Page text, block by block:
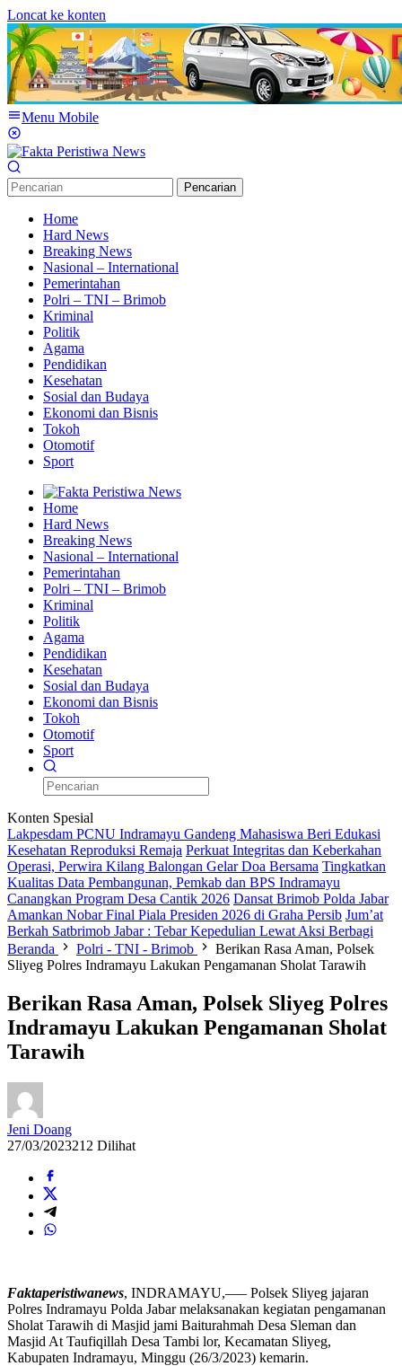
Loncat ke konten
Menu Mobile
Pencarian
Home
Hard News
Breaking News
Nasional – International
Pemerintahan
Polri – TNI – Brimob
Kriminal
Politik
Agama
Pendidikan
Kesehatan
Sosial dan Budaya
Ekonomi dan Bisnis
Tokoh
Otomotif
Sport
Home
Hard News
Breaking News
Nasional – International
Pemerintahan
Polri – TNI – Brimob
Kriminal
Politik
Agama
Pendidikan
Kesehatan
Sosial dan Budaya
Ekonomi dan Bisnis
Tokoh
Otomotif
Sport
Konten Spesial
Lakpesdam PCNU Indramayu Gandeng Mahasiswa Beri Edukasi
Kesehatan Reproduksi Remaja Perkuat Integritas dan Keberkahan
Operasi, Perwira Kilang Balongan Gelar Doa Bersama Tingkatkan
Kualitas Data Pembangunan, Pemkab dan BPS Indramayu
Canangkan Program Desa Cantik 2026 Dansat Brimob Polda Jabar
Amankan Nobar Final Piala Presiden 2026 di Graha Persib Jum’at
Berkah Satbrimob Jabar : Tebar Kepedulian Lewat Aksi Berbagi
Beranda
Polri - TNI - Brimob
Berikan Rasa Aman, Polsek
Sliyeg Polres Indramayu Lakukan Pengamanan Sholat Tarawih
Berikan Rasa Aman, Polsek Sliyeg Polres
Indramayu Lakukan Pengamanan Sholat
Tarawih
Jeni Doang
27/03/2023212 Dilihat
Faktaperistiwanews, INDRAMAYU,—– Polsek Sliyeg jajaran
Polres Indramayu Polda Jabar melaksanakan kegiatan pengamanan
Sholat Tarawih di Masjid jami Baiturahmah Desa Sleman dan
Masjid At Taufiqillah Desa Tambi lor, Kecamatan Sliyeg,
Kabupaten Indramayu, Minggu (26/3/2023) kemarin.